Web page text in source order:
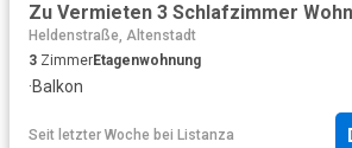
Heldenstraße, Altenstadt
3 ZimmerEtagenwohnung
·Balkon
Seit letzter Woche bei Listanza